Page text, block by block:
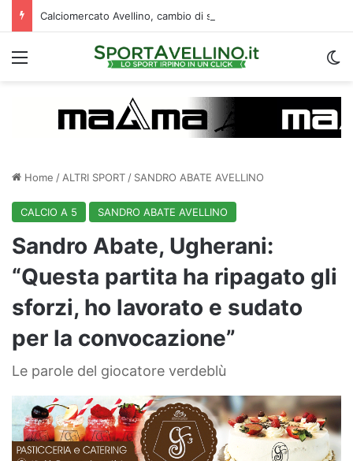
Menu
Home / ALTRI SPORT / SANDRO ABATE AVELLINO
CALCIO A 5 SANDRO ABATE AVELLINO
Sandro Abate, Ugherani:
“Questa partita ha ripagato gli
sforzi, ho lavorato e sudato
per la convocazione”
Le parole del giocatore verdeblù